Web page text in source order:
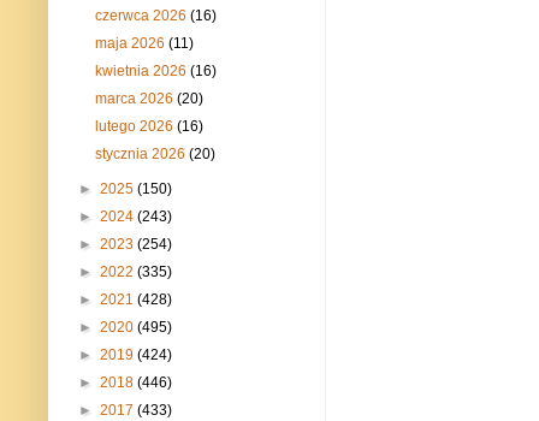
czerwca 2026(16)
maja 2026(11)
kwietnia 2026(16)
marca 2026(20)
lutego 2026(16)
stycznia 2026(20)
► 2025 (150)
► 2024 (243)
► 2023 (254)
► 2022 (335)
► 2021 (428)
► 2020 (495)
► 2019 (424)
► 2018 (446)
► 2017 (433)